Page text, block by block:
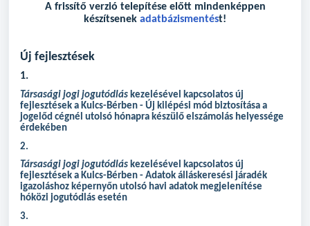
A frissítő verzió telepítése előtt mindenképpen
készítsenek adatbázismentést!
Új fejlesztések
1.
Társasági jogi jogutódlás kezelésével kapcsolatos új
fejlesztések a Kulcs-Bérben - Új kilépési mód biztosítása a
jogelőd cégnél utolsó hónapra készülő elszámolás helyessége
érdekében
2.
Társasági jogi jogutódlás kezelésével kapcsolatos új
fejlesztések a Kulcs-Bérben - Adatok álláskeresési járadék
igazoláshoz képernyőn utolsó havi adatok megjelenítése
hóközi jogutódlás esetén
3.